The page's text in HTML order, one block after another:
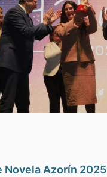
Novela Azorín 2025